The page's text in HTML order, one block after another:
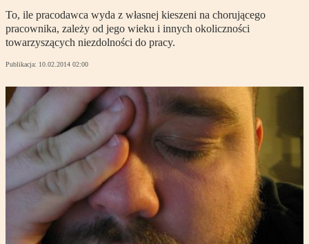
To, ile pracodawca wyda z własnej kieszeni na chorującego
pracownika, zależy od jego wieku i innych okoliczności
towarzyszących niezdolności do pracy.
Publikacja: 10.02.2014 02:00